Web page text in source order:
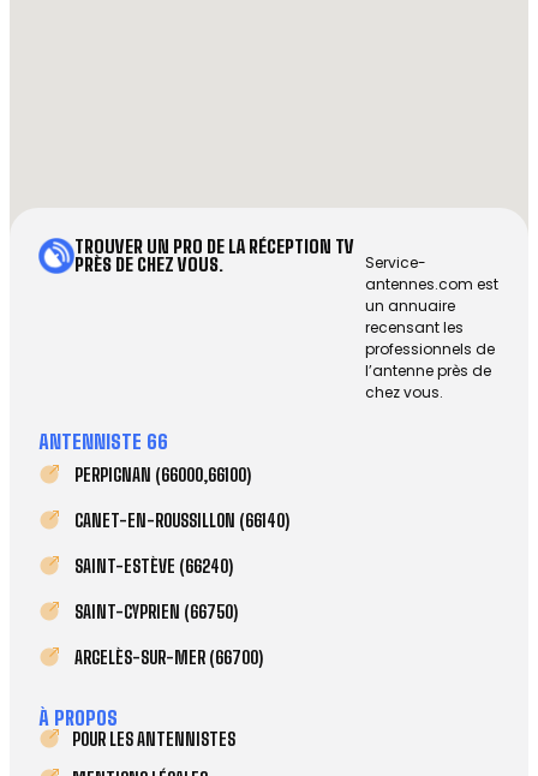
TROUVER UN PRO DE LA RÉCEPTION TV
PRÈS DE CHEZ VOUS.
Service-
antennes.com est
un annuaire
recensant les
professionnels de
l’antenne près de
chez vous.
ANTENNISTE 66
PERPIGNAN (66000,66100)
CANET-EN-ROUSSILLON (66140)
SAINT-ESTÈVE (66240)
SAINT-CYPRIEN (66750)
ARGELÈS-SUR-MER (66700)
À PROPOS
POUR LES ANTENNISTES